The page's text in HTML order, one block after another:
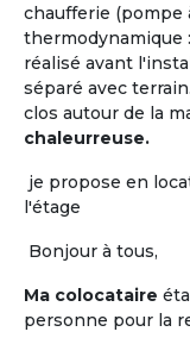
chaufferie (pompe
thermodynamique
réalisé avant
séparé avec
clos autour de la
chaleurreuse.
je propose en
l'étage
Bonjour à tous,
Ma colocataire
personne pour la
La Maison
Partagé Senior,
futurs retraités,
collectif où
Le logement
humaine, est une
et lamaison de
colocataires n'y
réellement chez
objectif principal
sans être seul ».